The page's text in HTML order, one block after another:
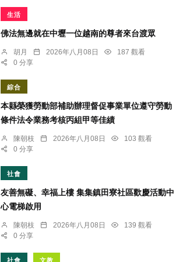
生活
佛法無邊就在中壢一位越南的尊者來台渡眾
胡月 2026年八月08日
187 觀看
0 分享
綜合
本縣榮獲勞動部補助辦理督促事業單位遵守勞動
條件法令業務考核丙組甲等佳績
陳朝枝 2026年八月08日
103 觀看
0 分享
社會
友善無礙、幸福上樓 集集鎮田寮社區歡慶活動中
心電梯啟用
陳朝枝 2026年八月08日
139 觀看
0 分享
社會 文教